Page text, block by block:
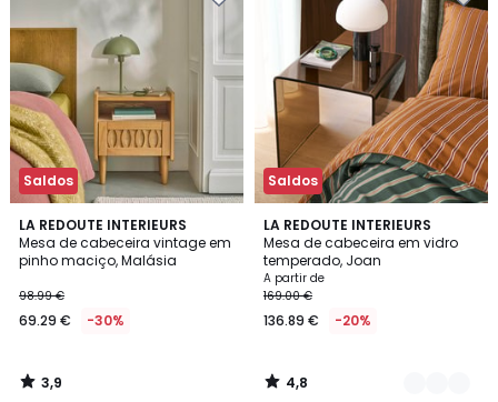
Saldos
LA REDOUTE INTERIEURS
Mesa de cabeceira vintage em
pinho maciço, Malásia
98.99 €
69.29 € -30%
3,9
/ 5
3,9
/
Saldos
LA REDOUTE INTERIEURS
Mesa de cabeceira em vidro
temperado, Joan
A partir de
169.00 €
136.89 € -20%
4,8
/ 5
2
Cores
4,8
/